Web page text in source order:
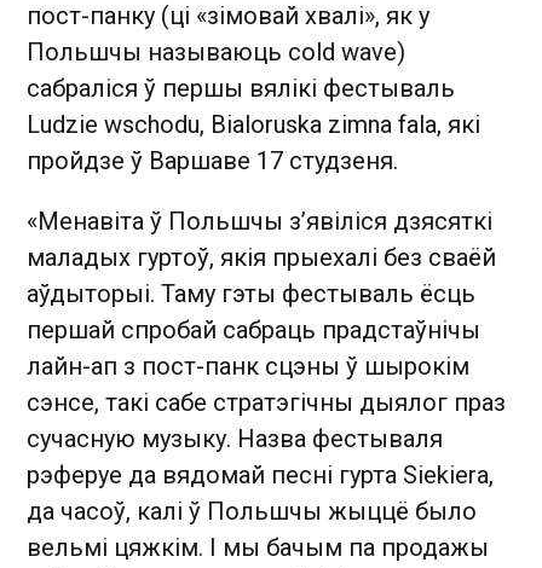
пост-панку (ці «зімовай хвалі», як у
Польшчы называюць cold wave)
сабраліся ў першы вялікі фестываль
Ludzie wschodu, Bialoruska zimna fala, які
пройдзе ў Варшаве 17 студзеня.
«Менавіта ў Польшчы з’явіліся дзясяткі
маладых гуртоў, якія прыехалі без сваёй
аўдыторыі. Таму гэты фестываль ёсць
першай спробай сабраць прадстаўнічы
лайн-ап з пост-панк сцэны ў шырокім
сэнсе, такі сабе стратэгічны дыялог праз
сучасную музыку. Назва фестываля
рэферуе да вядомай песні гурта Siekiera,
да часоў, калі ў Польшчы жыццё было
вельмі цяжкім. І мы бачым па продажы